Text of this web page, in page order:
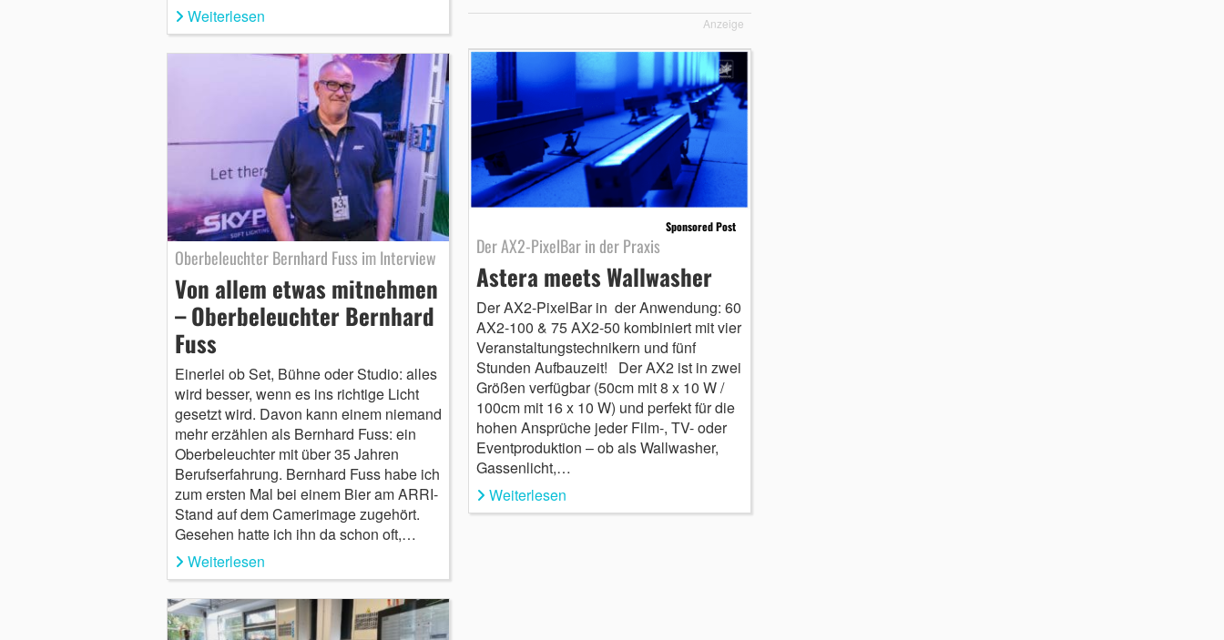
Weiterlesen
Oberbeleuchter Bernhard Fuss im Interview
Von allem etwas mitnehmen
– Oberbeleuchter Bernhard
Fuss
Einerlei ob Set, Bühne oder Studio: alles
wird besser, wenn es ins richtige Licht
gesetzt wird. Davon kann einem niemand
mehr erzählen als Bernhard Fuss: ein
Oberbeleuchter mit über 35 Jahren
Berufserfahrung. Bernhard Fuss habe ich
zum ersten Mal bei einem Bier am ARRI-
Stand auf dem Camerimage zugehört.
Gesehen hatte ich ihn da schon oft,…
Weiterlesen
Anzeige
Sponsored Post
Der AX2-PixelBar in der Praxis
Astera meets Wallwasher
Der AX2-PixelBar in der Anwendung: 60
AX2-100 & 75 AX2-50 kombiniert mit vier
Veranstaltungstechnikern und fünf
Stunden Aufbauzeit! Der AX2 ist in zwei
Größen verfügbar (50cm mit 8 x 10 W /
100cm mit 16 x 10 W) und perfekt für die
hohen Ansprüche jeder Film-, TV- oder
Eventproduktion – ob als Wallwasher,
Gassenlicht,…
Weiterlesen